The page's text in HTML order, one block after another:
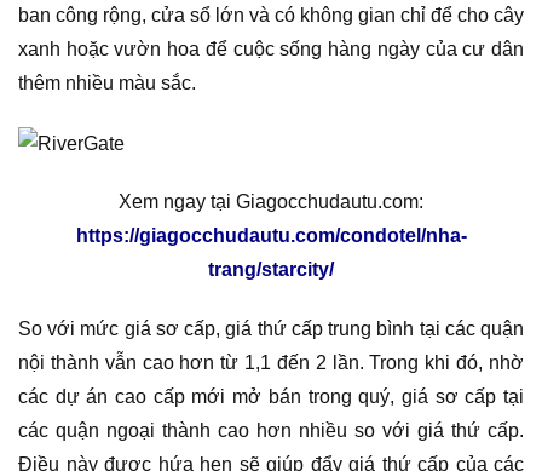
ban công rộng, cửa sổ lớn và có không gian chỉ để cho cây
xanh hoặc vườn hoa để cuộc sống hàng ngày của cư dân
thêm nhiều màu sắc.
Xem ngay tại Giagocchudautu.com:
https://giagocchudautu.com/condotel/nha-
trang/starcity/
So với mức giá sơ cấp, giá thứ cấp trung bình tại các quận
nội thành vẫn cao hơn từ 1,1 đến 2 lần. Trong khi đó, nhờ
các dự án cao cấp mới mở bán trong quý, giá sơ cấp tại
các quận ngoại thành cao hơn nhiều so với giá thứ cấp.
Điều này được hứa hẹn sẽ giúp đẩy giá thứ cấp của các